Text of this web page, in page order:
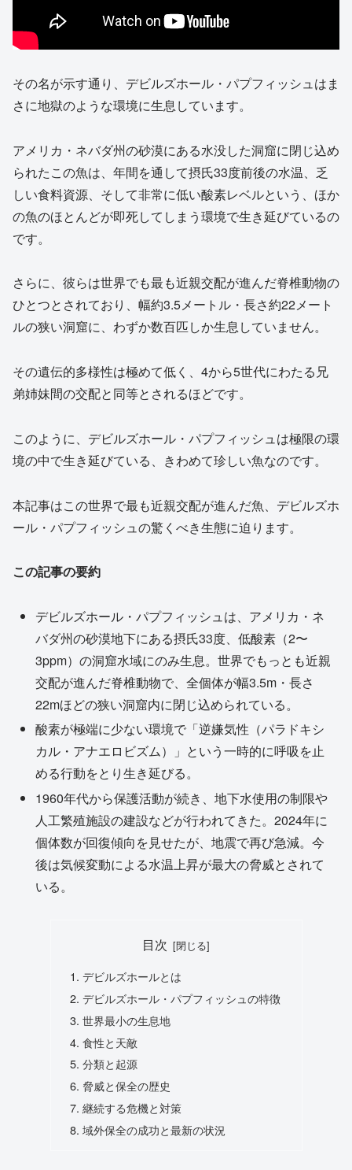
その名が示す通り、デビルズホール・パプフィッシュはま
さに地獄のような環境に生息しています。
アメリカ・ネバダ州の砂漠にある水没した洞窟に閉じ込め
られたこの魚は、年間を通して摂氏33度前後の水温、乏
しい食料資源、そして非常に低い酸素レベルという、ほか
の魚のほとんどが即死してしまう環境で生き延びているの
です。
さらに、彼らは世界でも最も近親交配が進んだ脊椎動物の
ひとつとされており、幅約3.5メートル・長さ約22メート
ルの狭い洞窟に、わずか数百匹しか生息していません。
その遺伝的多様性は極めて低く、4から5世代にわたる兄
弟姉妹間の交配と同等とされるほどです。
このように、デビルズホール・パプフィッシュは極限の環
境の中で生き延びている、きわめて珍しい魚なのです。
本記事はこの世界で最も近親交配が進んだ魚、デビルズホ
ール・パプフィッシュの驚くべき生態に迫ります。
この記事の要約
デビルズホール・パプフィッシュは、アメリカ・ネ
バダ州の砂漠地下にある摂氏33度、低酸素（2〜
3ppm）の洞窟水域にのみ生息。世界でもっとも近親
交配が進んだ脊椎動物で、全個体が幅3.5m・長さ
22mほどの狭い洞窟内に閉じ込められている。
酸素が極端に少ない環境で「逆嫌気性（パラドキシ
カル・アナエロビズム）」という一時的に呼吸を止
める行動をとり生き延びる。
1960年代から保護活動が続き、地下水使用の制限や
人工繁殖施設の建設などが行われてきた。2024年に
個体数が回復傾向を見せたが、地震で再び急減。今
後は気候変動による水温上昇が最大の脅威とされて
いる。
目次
デビルズホールとは
デビルズホール・パプフィッシュの特徴
世界最小の生息地
食性と天敵
分類と起源
脅威と保全の歴史
継続する危機と対策
域外保全の成功と最新の状況